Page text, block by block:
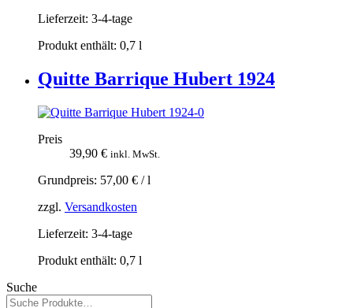
Lieferzeit: 3-4-tage
Produkt enthält: 0,7 l
Quitte Barrique Hubert 1924
Preis
39,90 € inkl. MwSt.
Grundpreis: 57,00 € /l
zzgl. Versandkosten
Lieferzeit: 3-4-tage
Produkt enthält: 0,7 l
Suche